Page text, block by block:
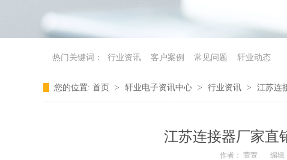
热门关键词： 行业资讯 客户案例 常见问题 轩业动态
您的位置: 首页 > 轩业电子资讯中心 > 行业资讯 > 江苏连
江苏连接器厂家直
作者： 萱萱 编辑